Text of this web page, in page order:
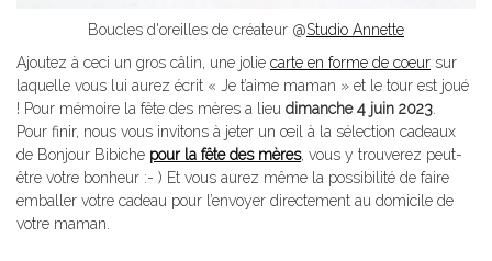
Boucles d'oreilles de créateur @Studio Annette
Ajoutez à ceci un gros câlin, une jolie carte en forme de coeur sur
laquelle vous lui aurez écrit « Je t’aime maman » et le tour est joué
! Pour mémoire la fête des mères a lieu dimanche 4 juin 2023.
Pour finir, nous vous invitons à jeter un œil à la sélection cadeaux
de Bonjour Bibiche pour la fête des mères, vous y trouverez peut-
être votre bonheur :- ) Et vous aurez même la possibilité de faire
emballer votre cadeau pour l’envoyer directement au domicile de
votre maman.